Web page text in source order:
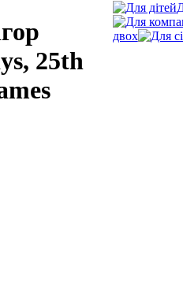
25th
двох